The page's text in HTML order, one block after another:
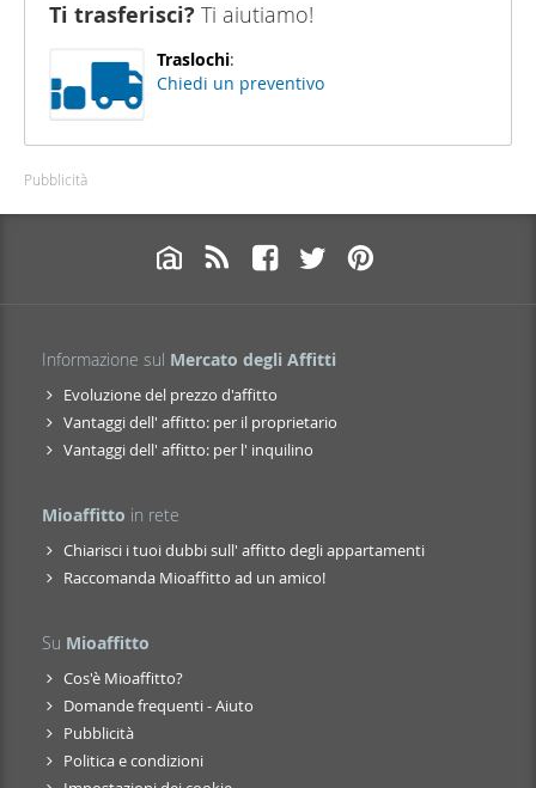
Ti trasferisci? Ti aiutiamo!
Traslochi:
Chiedi un preventivo
Pubblicità
Informazione sul Mercato degli Affitti
Evoluzione del prezzo d'affitto
Vantaggi dell' affitto: per il proprietario
Vantaggi dell' affitto: per l' inquilino
Mioaffitto in rete
Chiarisci i tuoi dubbi sull' affitto degli appartamenti
Raccomanda Mioaffitto ad un amico!
Su Mioaffitto
Cos'è Mioaffitto?
Domande frequenti - Aiuto
Pubblicità
Politica e condizioni